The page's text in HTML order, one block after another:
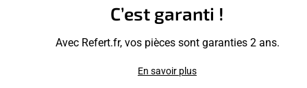
C’est garanti !
Avec Refert.fr, vos pièces sont garanties 2 ans.
En savoir plus